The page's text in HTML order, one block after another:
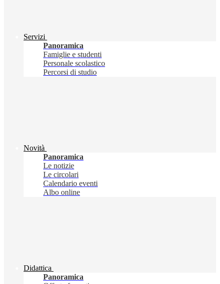
Servizi
Panoramica
Famiglie e studenti
Personale scolastico
Percorsi di studio
Novità
Panoramica
Le notizie
Le circolari
Calendario eventi
Albo online
Didattica
Panoramica